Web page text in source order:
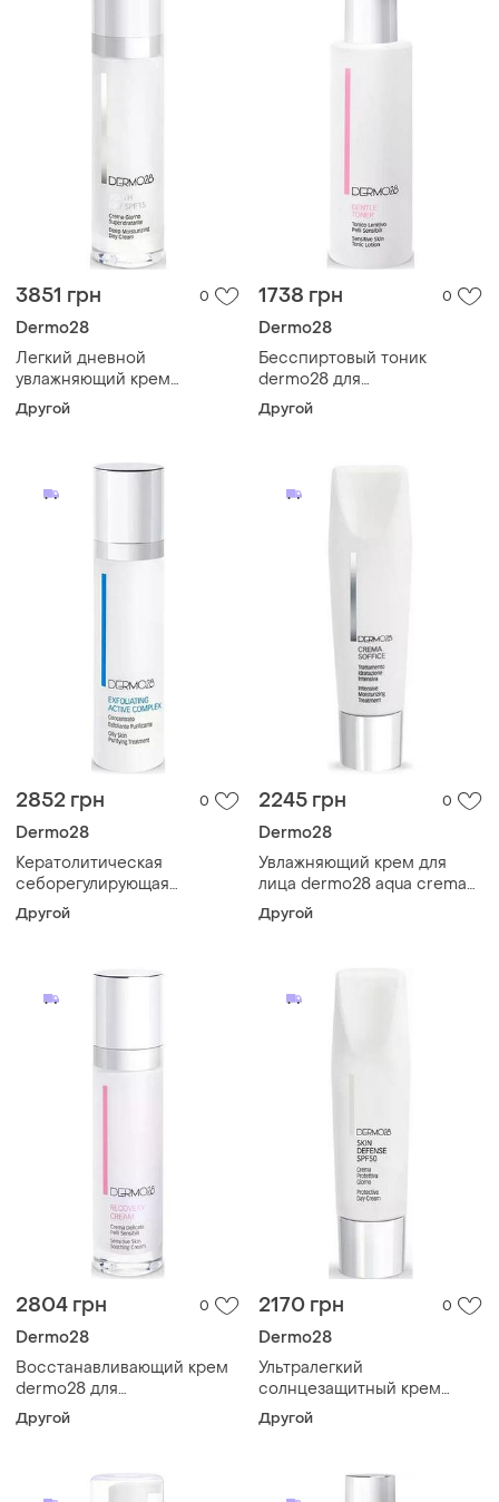
3851 грн 0
Dermo28
Легкий дневной
увлажняющий крем
dermo28 для лица youth day
spf15 50 мл
Другой
1738 грн 0
Dermo28
Бесспиртовый тоник
dermo28 для
чувствительной кожи
comfort gentle toner 200 мл
Другой
2852 грн 0
Dermo28
Кератолитическая
себорегулирующая
сыворотка dermo28 pura
exfoliating active complex
Другой
2245 грн 0
Dermo28
Увлажняющий крем для
лица dermo28 aqua crema
soffice 50 мл
Другой
2804 грн 0
Dermo28
Восстанавливающий крем
dermo28 для
чувствительной кожи
comfort recovery cream 50
Другой
2170 грн 0
Dermo28
Ультралегкий
солнцезащитный крем
dermo28 illumina skin
defense spf50 30 мл
Другой